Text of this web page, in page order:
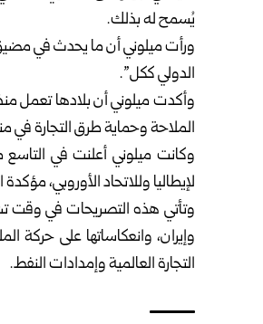
يُسمح له بذلك.
ورأت ميلوني أن ما يحدث في
الدولي ككل”.
وأكدت ميلوني أن بلادها تعمل منذ
الملاحة وحماية طرق التجارة
وكانت ميلوني أعلنت في
لإيطاليا وللاتحاد الأوروبي،
وتأتي هذه التصريحات في وقت
وإيران، وانعكاساتها على
التجارة العالمية وإمدادات النفط.